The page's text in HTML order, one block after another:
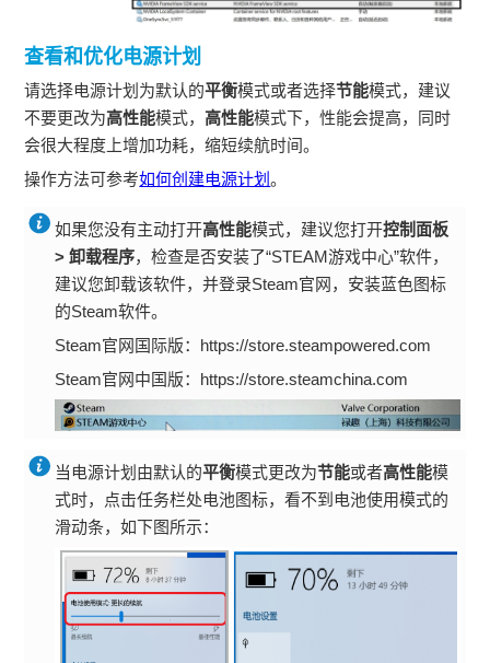
查看和优化电源计划
请选择电源计划为默认的平衡模式或者选择节能模式，建议
不要更改为高性能模式，高性能模式下，性能会提高，同时
会很大程度上增加功耗，缩短续航时间。
操作方法可参考如何创建电源计划。
如果您没有主动打开高性能模式，建议您打开控制面板
>卸载程序，检查是否安装了“STEAM游戏中心”软件，
建议您卸载该软件，并登录Steam官网，安装蓝色图标
的Steam软件。
Steam官网国际版：https://store.steampowered.com
Steam官网中国版：https://store.steamchina.com
当电源计划由默认的平衡模式更改为节能或者高性能模
式时，点击任务栏处电池图标，看不到电池使用模式的
滑动条，如下图所示：